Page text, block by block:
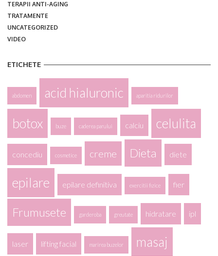
TERAPII ANTI-AGING
TRATAMENTE
UNCATEGORIZED
VIDEO
ETICHETE
abdomen acid hialuronic aparitia ridurilor
botox buze caderea parului calciu celulita
concediu cosmetice creme Dieta diete
epilare epilare definitiva exercitii fizice fier
Frumusete garderoba greutate hidratare ipl
laser lifting facial marirea buzelor masaj